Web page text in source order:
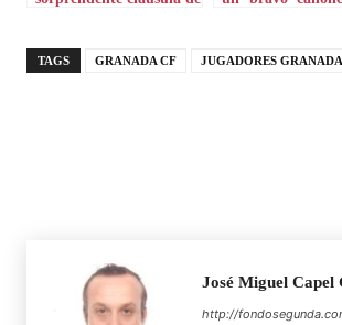
TAGS GRANADA CF JUGADORES GRANADA
José Miguel Capel
http://